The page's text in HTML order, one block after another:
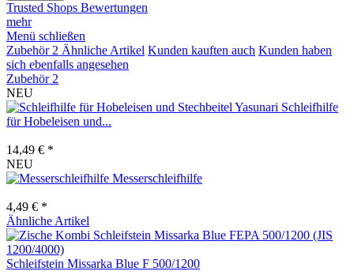
Trusted Shops Bewertungen
mehr
Menü schließen
Zubehör 2 Ähnliche Artikel Kunden kauften auch Kunden haben
sich ebenfalls angesehen
Zubehör 2
NEU
Yasunari Schleifhilfe
für Hobeleisen und...
14,49 € *
NEU
Messerschleifhilfe
4,49 € *
Ähnliche Artikel
Schleifstein Missarka Blue F 500/1200